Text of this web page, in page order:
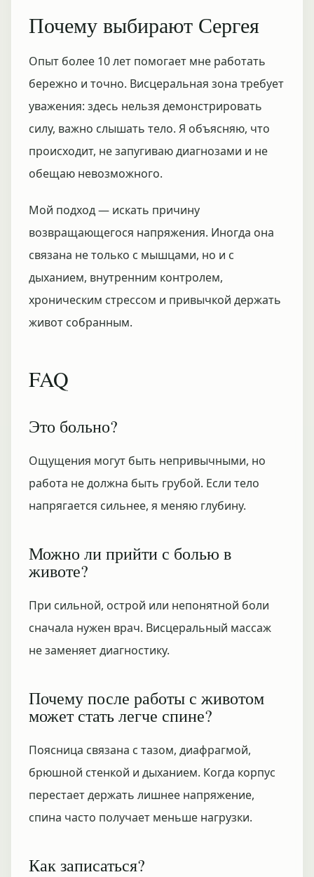
Почему выбирают Сергея
Опыт более 10 лет помогает мне работать
бережно и точно. Висцеральная зона требует
уважения: здесь нельзя демонстрировать
силу, важно слышать тело. Я объясняю, что
происходит, не запугиваю диагнозами и не
обещаю невозможного.
Мой подход — искать причину
возвращающегося напряжения. Иногда она
связана не только с мышцами, но и с
дыханием, внутренним контролем,
хроническим стрессом и привычкой держать
живот собранным.
FAQ
Это больно?
Ощущения могут быть непривычными, но
работа не должна быть грубой. Если тело
напрягается сильнее, я меняю глубину.
Можно ли прийти с болью в
животе?
При сильной, острой или непонятной боли
сначала нужен врач. Висцеральный массаж
не заменяет диагностику.
Почему после работы с животом
может стать легче спине?
Поясница связана с тазом, диафрагмой,
брюшной стенкой и дыханием. Когда корпус
перестает держать лишнее напряжение,
спина часто получает меньше нагрузки.
Как записаться?